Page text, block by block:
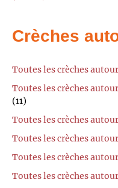
Crèches
Toutes les crèches
Toutes les crèches
(11)
Toutes les crèches
Toutes les crèches
Toutes les crèches
Toutes les crèches